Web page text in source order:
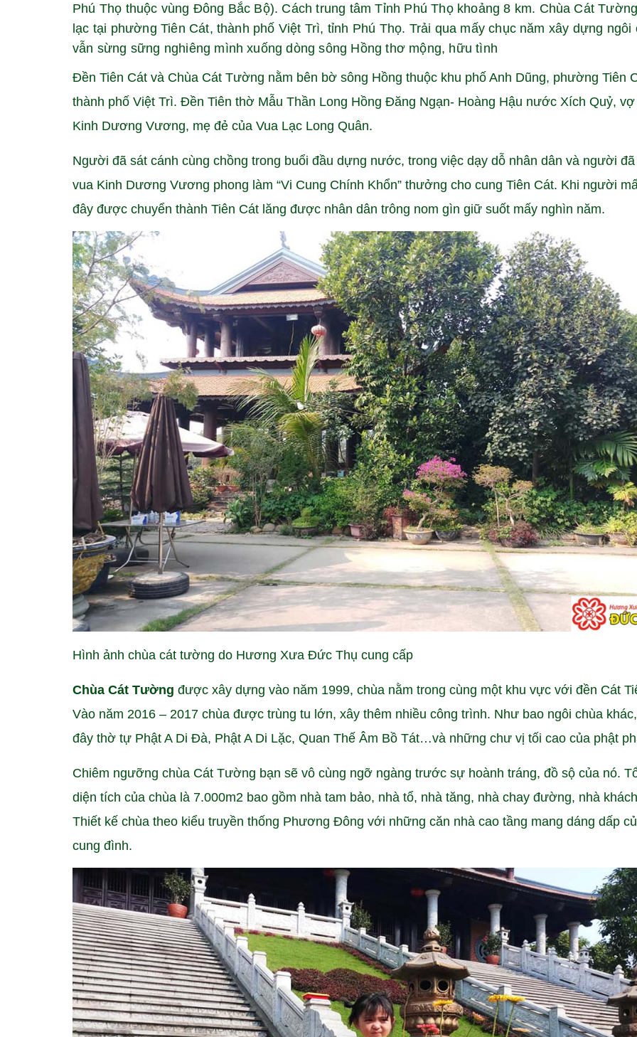
Phú Thọ thuộc vùng Đông Bắc Bộ). Cách trung tâm Tỉnh Phú Thọ khoảng 8 km. Chùa Cát
lạc tại phường Tiên Cát, thành phố Việt Trì, tỉnh Phú Thọ. Trải qua mấy chục năm xây dựng ngôi
vẫn sừng sững nghiêng mình xuống dòng sông Hồng thơ mộng, hữu tình
Đền Tiên Cát và Chùa Cát Tường nằm bên bờ sông Hồng thuộc khu phố Anh Dũng, phường Tiên
thành phố Việt Trì. Đền Tiên thờ Mẫu Thần Long Hồng Đăng Ngạn- Hoàng Hậu nước Xích Quỷ,
Kinh Dương Vương, mẹ đẻ của Vua Lạc Long Quân.
Người đã sát cánh cùng chồng trong buổi đầu dựng nước, trong việc dạy dỗ nhân dân và người
vua Kinh Dương Vương phong làm “Vi Cung Chính Khổn” thưởng cho cung Tiên Cát. Khi người
đây được chuyển thành Tiên Cát lăng được nhân dân trông nom gìn giữ suốt mấy nghìn năm.
Hình ảnh chùa cát tường do Hương Xưa Đức Thụ cung cấp
Chùa Cát Tường được xây dựng vào năm 1999, chùa nằm trong cùng một khu vực với đền Cát
Vào năm 2016 – 2017 chùa được trùng tu lớn, xây thêm nhiều công trình. Như bao ngôi chùa
đây thờ tự Phật A Di Đà, Phật A Di Lặc, Quan Thế Âm Bồ Tát…và những chư vị tối cao của phật
Chiêm ngưỡng chùa Cát Tường bạn sẽ vô cùng ngỡ ngàng trước sự hoành tráng, đồ sộ của nó.
diện tích của chùa là 7.000m2 bao gồm nhà tam bảo, nhà tổ, nhà tăng, nhà chay đường, nhà
Thiết kế chùa theo kiểu truyền thống Phương Đông với những căn nhà cao tầng mang dáng dấp
cung đình.